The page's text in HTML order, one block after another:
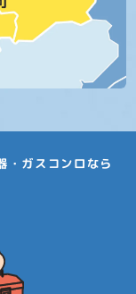
・ガスコンロなら